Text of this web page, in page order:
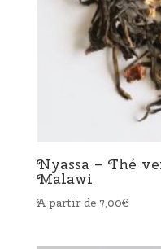
Nyassa – Thé
Malawi
A partir de 7,00€